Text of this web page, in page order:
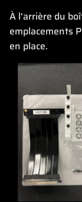
À l'arrière du
emplacements
en place.